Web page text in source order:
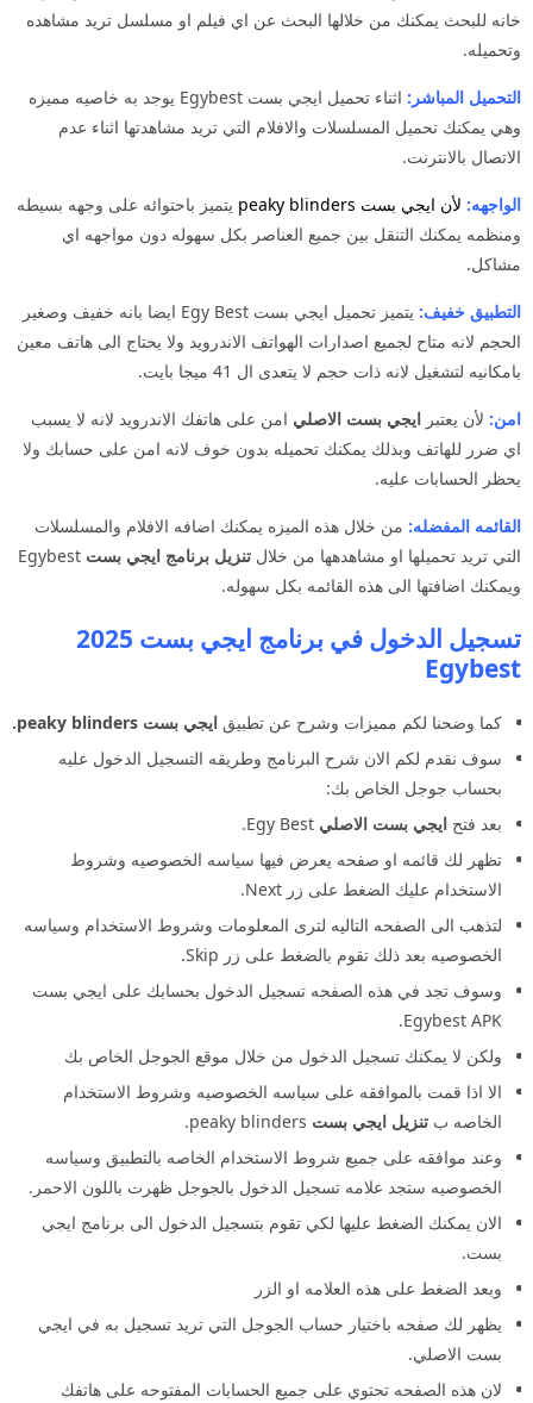
خانه للبحث يمكنك من خلالها البحث عن اي فيلم او مسلسل تريد مشاهده
وتحميله.
التحميل المباشر:
اثناء تحميل ايجي بست Egybest يوجد به خاصيه مميزه
وهي يمكنك تحميل المسلسلات والافلام التي تريد مشاهدتها اثناء عدم
الاتصال بالانترنت.
الواجهه: لأن ايجي بست peaky blinders
يتميز باحتوائه على وجهه بسيطه
ومنظمه يمكنك التنقل بين جميع العناصر بكل سهوله دون مواجهه اي
مشاكل.
التطبيق خفيف:
يتميز تحميل ايجي بست Egy Best ايضا بانه خفيف وصغير
الحجم لانه متاح لجميع اصدارات الهواتف الاندرويد ولا يحتاج الى هاتف معين
بامكانيه لتشغيل لانه ذات حجم لا يتعدى ال 41 ميجا بايت.
امن: لأن يعتبر ايجي بست الاصلي امن على هاتفك الاندرويد لانه لا يسبب
اي ضرر للهاتف وبذلك يمكنك تحميله بدون خوف لانه امن على حسابك ولا
يحظر الحسابات عليه.
القائمه المفضله: من خلال هذه الميزه يمكنك اضافه الافلام والمسلسلات
التي تريد تحميلها او مشاهدهها من خلال تنزيل برنامج ايجي بست Egybest
ويمكنك اضافتها الى هذه القائمه بكل سهوله.
تسجيل الدخول في برنامج ايجي بست 2025
Egybest
كما وضحنا لكم مميزات وشرح عن تطبيق ايجي بست peaky blinders.
سوف نقدم لكم الان شرح البرنامج وطريقه التسجيل الدخول عليه
بحساب جوجل الخاص بك:
بعد فتح ايجي بست الاصلي
تظهر لك قائمه او صفحه يعرض فيها سياسه الخصوصيه وشروط
الاستخدام عليك الضغط على زر Next.
لتذهب الى الصفحه التاليه لترى المعلومات وشروط الاستخدام وسياسه
الخصوصيه بعد ذلك تقوم بالضغط على زر Skip.
وسوف تجد في هذه الصفحه تسجيل الدخول بحسابك على ايجي بست
Egybest APK.
ولكن لا يمكنك تسجيل الدخول من خلال موقع الجوجل الخاص بك
الا اذا قمت بالموافقه على سياسه الخصوصيه وشروط الاستخدام
الخاصه ب تنزيل ايجي بست
وعند موافقه على جميع شروط الاستخدام الخاصه بالتطبيق وسياسه
الخصوصيه ستجد علامه تسجيل الدخول بالجوجل ظهرت باللون الاحمر.
الان يمكنك الضغط عليها لكي تقوم بتسجيل الدخول الى برنامج ايجي
بست.
وبعد الضغط على هذه العلامه او الزر
يظهر لك صفحه باختيار حساب الجوجل التي تريد تسجيل به في ايجي
بست الاصلي.
لان هذه الصفحه تحتوي على جميع الحسابات المفتوحه على هاتفك